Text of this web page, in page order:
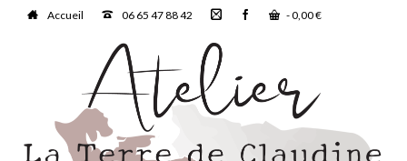
Accueil 06 65 47 88 42 -0,00€